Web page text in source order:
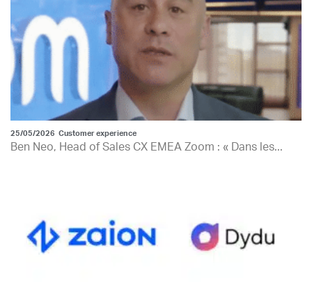
25/05/2026 Customer experience
Ben Neo, Head of Sales CX EMEA Zoom : « Dans les...